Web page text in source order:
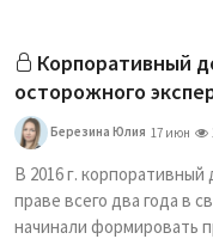
Корпоративный
осторожного
Березина Юлия 17 июн
В 2016 г.
праве всего два года в
начинали формировать